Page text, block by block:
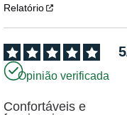
Relatório
5
Opinião verificada
Confortáveis e